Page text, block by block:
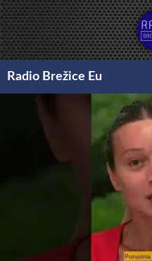
Preskoči
na
vsebino
Radio Brežice Eu